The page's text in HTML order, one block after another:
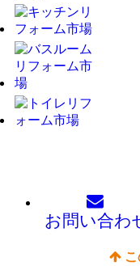
お問い合わ
こ